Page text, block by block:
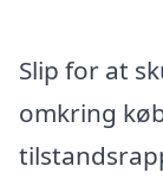
Slip for at
omkring